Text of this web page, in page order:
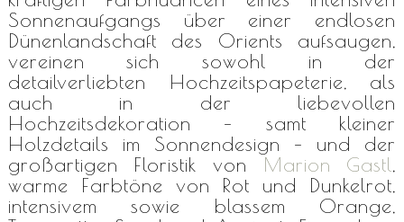
Sonnenaufgangs über einer endlosen
Dünenlandschaft des Orients aufsaugen,
vereinen sich sowohl in der
detailverliebten Hochzeitspapeterie, als
auch in der liebevollen
Hochzeitsdekoration – samt kleiner
Holzdetails im Sonnendesign – und der
großartigen Floristik von Marion Gastl,
warme Farbtöne von Rot und Dunkelrot,
intensivem sowie blassem Orange,